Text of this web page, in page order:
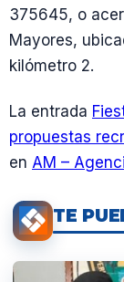
375645, o
Mayores,
kilómetro 2.
La entrada
propuestas
en AM –
TE